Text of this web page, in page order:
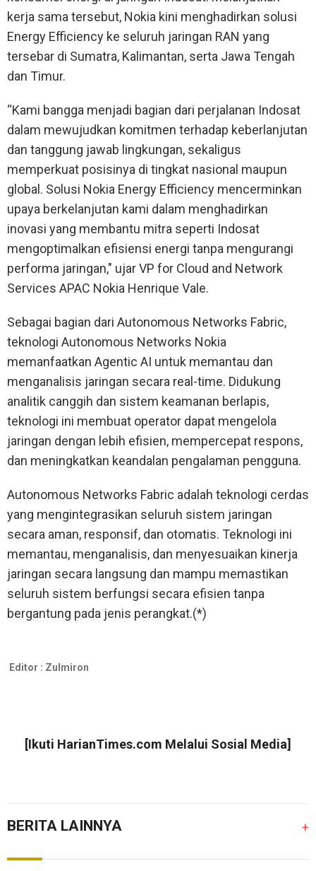
kerja sama tersebut, Nokia kini menghadirkan solusi
Energy Efficiency ke seluruh jaringan RAN yang
tersebar di Sumatra, Kalimantan, serta Jawa Tengah
dan Timur.
“Kami bangga menjadi bagian dari perjalanan Indosat
dalam mewujudkan komitmen terhadap keberlanjutan
dan tanggung jawab lingkungan, sekaligus
memperkuat posisinya di tingkat nasional maupun
global. Solusi Nokia Energy Efficiency mencerminkan
upaya berkelanjutan kami dalam menghadirkan
inovasi yang membantu mitra seperti Indosat
mengoptimalkan efisiensi energi tanpa mengurangi
performa jaringan," ujar VP for Cloud and Network
Services APAC Nokia Henrique Vale.
Sebagai bagian dari Autonomous Networks Fabric,
teknologi Autonomous Networks Nokia
memanfaatkan Agentic AI untuk memantau dan
menganalisis jaringan secara real-time. Didukung
analitik canggih dan sistem keamanan berlapis,
teknologi ini membuat operator dapat mengelola
jaringan dengan lebih efisien, mempercepat respons,
dan meningkatkan keandalan pengalaman pengguna.
Autonomous Networks Fabric adalah teknologi cerdas
yang mengintegrasikan seluruh sistem jaringan
secara aman, responsif, dan otomatis. Teknologi ini
memantau, menganalisis, dan menyesuaikan kinerja
jaringan secara langsung dan mampu memastikan
seluruh sistem berfungsi secara efisien tanpa
bergantung pada jenis perangkat.(*)
Editor : Zulmiron
[Ikuti HarianTimes.com Melalui Sosial Media]
BERITA LAINNYA +